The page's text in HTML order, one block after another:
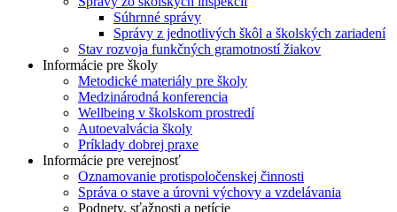
Súhrnné správy
Správy z jednotlivých škôl a školských zariadení
Stav rozvoja funkčných gramotností žiakov
Informácie pre školy
Metodické materiály pre školy
Medzinárodná konferencia
Wellbeing v školskom prostredí
Autoevalvácia školy
Príklady dobrej praxe
Informácie pre verejnosť
Oznamovanie protispoločenskej činnosti
Správa o stave a úrovni výchovy a vzdelávania
Podnety, sťažnosti a petície